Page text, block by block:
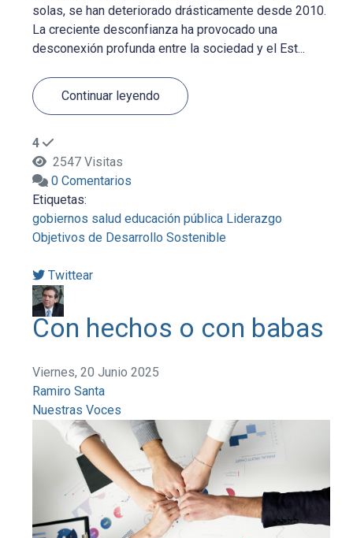
solas, se han deteriorado drásticamente desde 2010.
La creciente desconfianza ha provocado una
desconexión profunda entre la sociedad y el Est...
Continuar leyendo
4
2547 Visitas
0 Comentarios
Etiquetas:
gobiernos salud educación pública Liderazgo
Objetivos de Desarrollo Sostenible
Twittear
Con hechos o con babas
Viernes, 20 Junio 2025
Ramiro Santa
Nuestras Voces